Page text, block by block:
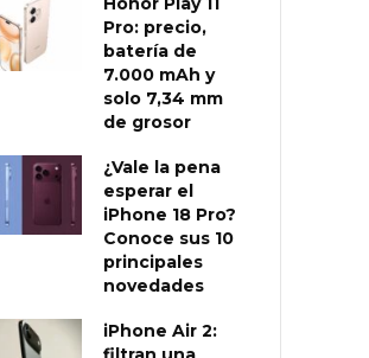
Pro: precio,
batería de
7.000 mAh y
solo 7,34 mm
de grosor
¿Vale la pena
esperar el
iPhone 18 Pro?
Conoce sus 10
principales
novedades
iPhone Air 2: